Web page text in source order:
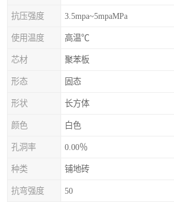
抗压强度 3.5mpa~5mpaMPa
使用温度 高温℃
芯材 聚苯板
形态 固态
形状 长方体
颜色 白色
孔洞率 0.00％
种类 铺地砖
抗弯强度 50